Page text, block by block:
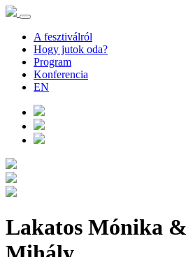
A fesztiválról
Hogy jutok oda?
Program
Konferencia
EN
Lakatos Mónika